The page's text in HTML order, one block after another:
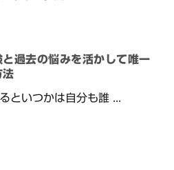
過去の悩みを活かして唯一
法
といつかは自分も誰 ...